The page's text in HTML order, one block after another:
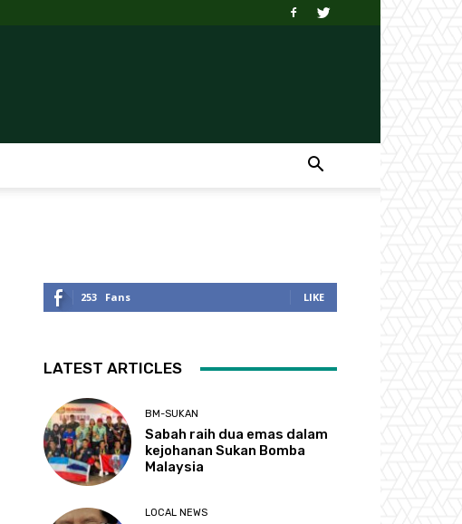
253 Fans LIKE
LATEST ARTICLES
BM-SUKAN
Sabah raih dua emas dalam
kejohanan Sukan Bomba
Malaysia
LOCAL NEWS